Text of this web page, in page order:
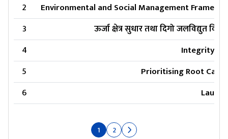
2
Environmental and Social Management
3
ऊर्जा क्षेत्र सुधार तथा दिगो जलविद्युत
4
Integrity Idol
5
Prioritising Root
6
1 2